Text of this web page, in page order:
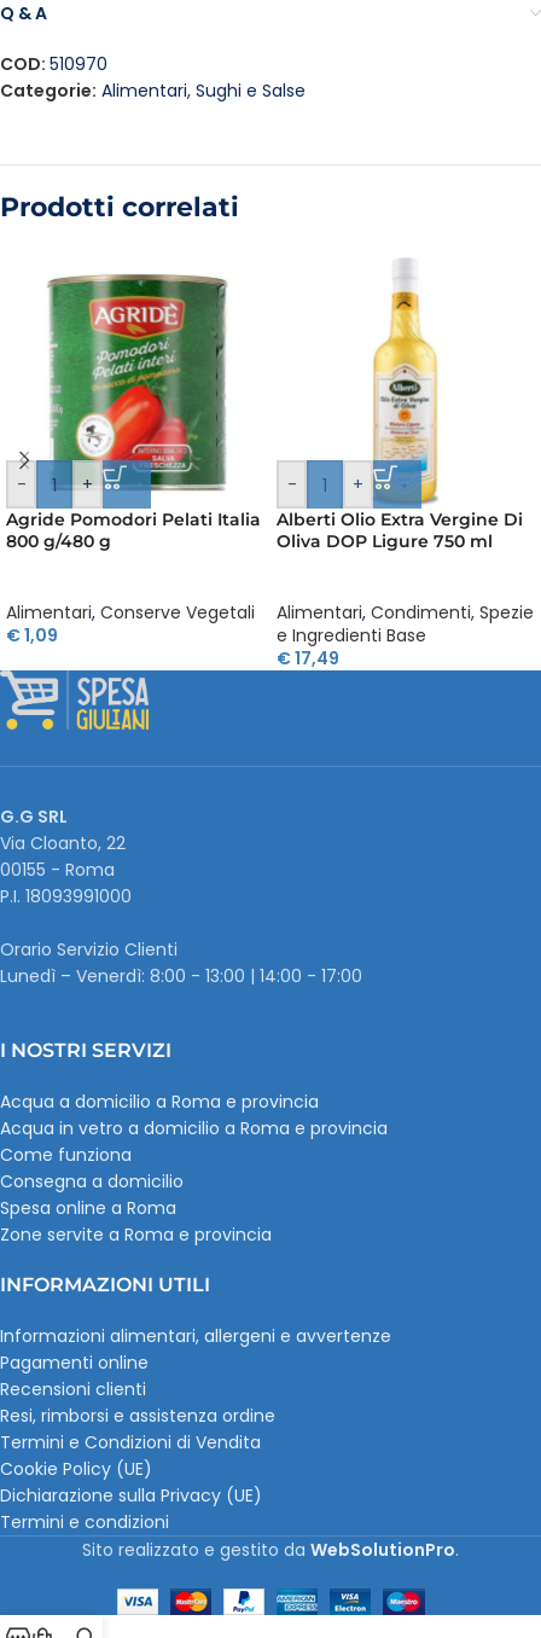
Q & A
COD: 510970
Categorie: Alimentari, Sughi e Salse
Prodotti correlati
- +
Agride Pomodori Pelati Italia
800 g/480 g
Alimentari, Conserve Vegetali
€1,09
- +
Alberti Olio Extra Vergine Di
Oliva DOP Ligure 750 ml
Alimentari, Condimenti, Spezie
e Ingredienti Base
€17,49
G.G SRL
Via Cloanto, 22
00155 - Roma
P.I. ‭18093991000
Orario Servizio Clienti
Lunedì – Venerdì: 8:00 - 13:00 | 14:00 - 17:00
I NOSTRI SERVIZI
Acqua a domicilio a Roma e provincia
Acqua in vetro a domicilio a Roma e provincia
Come funziona
Consegna a domicilio
Spesa online a Roma
Zone servite a Roma e provincia
INFORMAZIONI UTILI
Informazioni alimentari, allergeni e avvertenze
Pagamenti online
Recensioni clienti
Resi, rimborsi e assistenza ordine
Termini e Condizioni di Vendita
Cookie Policy (UE)
Dichiarazione sulla Privacy (UE)
Termini e condizioni
Sito realizzato e gestito da WebSolutionPro.